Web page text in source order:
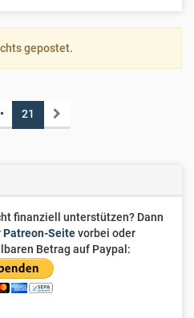
gepostet.
21
finanziell unterstützen? Dann
Patreon-Seitevorbei oder
Betrag auf Paypal: